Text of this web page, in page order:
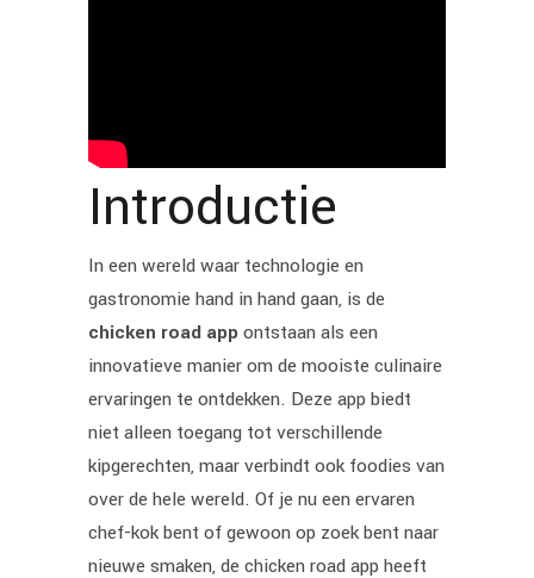
Introductie
In een wereld waar technologie en
gastronomie hand in hand gaan, is de
chicken road appontstaan als een
innovatieve manier om de mooiste culinaire
ervaringen te ontdekken. Deze app biedt
niet alleen toegang tot verschillende
kipgerechten, maar verbindt ook foodies van
over de hele wereld. Of je nu een ervaren
chef-kok bent of gewoon op zoek bent naar
nieuwe smaken, de chicken road app heeft